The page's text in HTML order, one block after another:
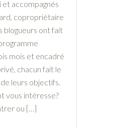
accompagnés
copropriétaire
blogueurs ont fait
mois et encadré
chacun fait le
leurs objectifs.
vous intéresse?
ou […]